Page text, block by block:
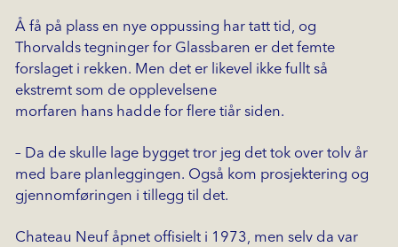
Å få på plass en nye oppussing har tatt tid, og
Thorvalds tegninger for Glassbaren er det femte
forslaget i rekken. Men det er likevel ikke fullt så
ekstremt som de opplevelsene
morfaren hans hadde for flere tiår siden.
– Da de skulle lage bygget tror jeg det tok over tolv år
med bare planleggingen. Også kom prosjektering og
gjennomføringen i tillegg til det.
Chateau Neuf åpnet offisielt i 1973, men selv da var